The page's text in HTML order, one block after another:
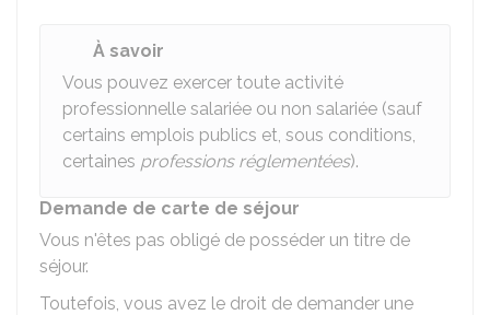
À savoir
Vous pouvez exercer toute activité
professionnelle salariée ou non salariée (sauf
certains emplois publics et, sous conditions,
certaines professions réglementées).
Demande de carte de séjour
Vous n'êtes pas obligé de posséder un titre de
séjour.
Toutefois, vous avez le droit de demander une